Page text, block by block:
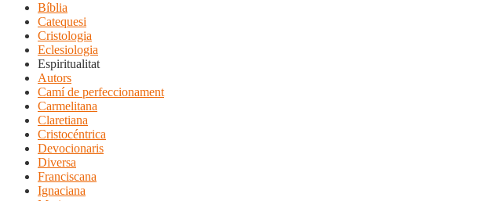
Bíblia
Catequesi
Cristologia
Eclesiologia
Espiritualitat
Autors
Camí de perfeccionament
Carmelitana
Claretiana
Cristocéntrica
Devocionaris
Diversa
Franciscana
Ignaciana